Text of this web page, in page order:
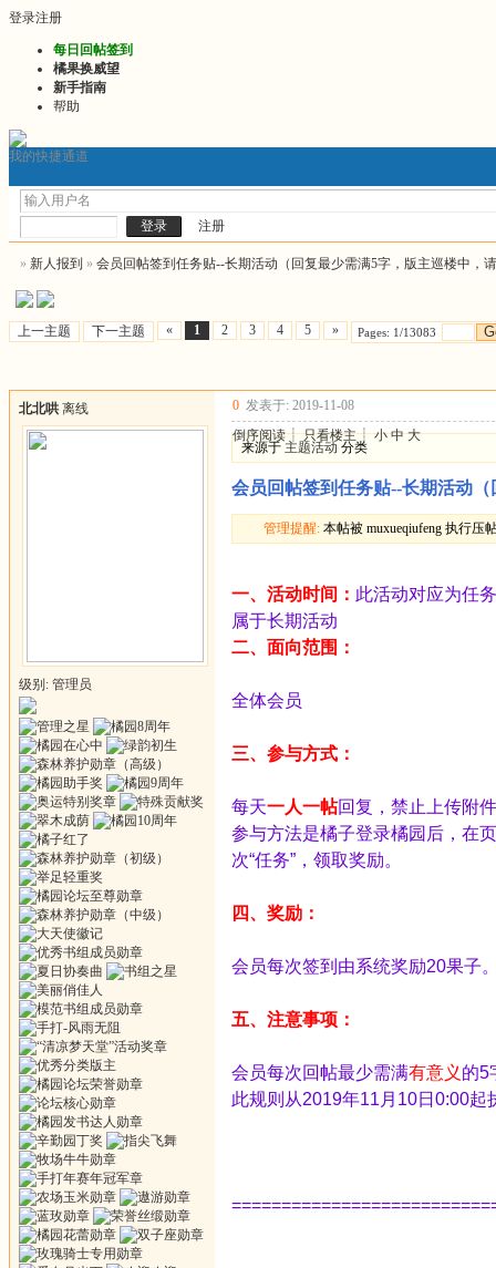
登录注册
每日回帖签到
橘果换威望
新手指南
帮助
我的快捷通道
论坛
注册
» 新人报到 » 会员回帖签到任务贴--长期活动（回复最少需满5字，版主巡楼中，
上一主题 下一主题 « 1 2 3 4 5 » Pages: 1/13083
北北哄 离线
级别: 管理员
0 发表于: 2019-11-08
倒序阅读 ┊ 只看楼主 ┊ 小 中 大
来源于 主题活动 分类
会员回帖签到任务贴--长期活动
管理提醒: 本帖被 muxueqiufeng 执行压
一、活动时间： 此活动对应为任
属于长期活动
二、面向范围：
全体会员
三、参与方式：
每天一人一帖回复，禁止上传附
参与方法是橘子登录橘园后，在
次“任务”，领取奖励。
四、奖励：
会员每次签到由系统奖励20果子
五、注意事项：
会员每次回帖最少需满有意义 的5
此规则从2019年11月10日0:00起